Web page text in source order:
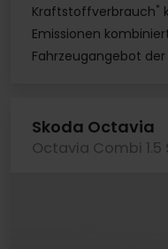
Kraftstoffverbrauch*
Emissionen
Fahrzeugangebot der
Skoda Octavia